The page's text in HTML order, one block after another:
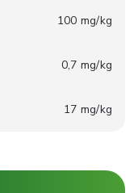
100 mg/kg
0,7 mg/kg
17 mg/kg